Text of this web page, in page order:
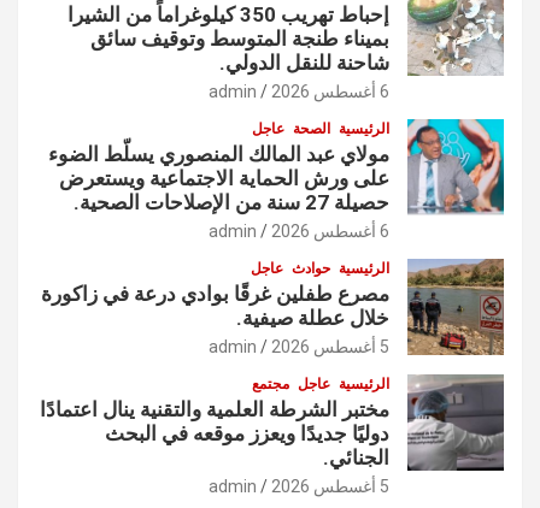
إحباط تهريب 350 كيلوغراماً من الشيرا
بميناء طنجة المتوسط وتوقيف سائق
شاحنة للنقل الدولي.
6 أغسطس 2026 admin
الرئيسية الصحة عاجل
مولاي عبد المالك المنصوري يسلّط الضوء
على ورش الحماية الاجتماعية ويستعرض
حصيلة 27 سنة من الإصلاحات الصحية.
6 أغسطس 2026 admin
الرئيسية حوادث عاجل
مصرع طفلين غرقًا بوادي درعة في زاكورة
خلال عطلة صيفية.
5 أغسطس 2026 admin
الرئيسية عاجل مجتمع
مختبر الشرطة العلمية والتقنية ينال اعتمادًا
دوليًا جديدًا ويعزز موقعه في البحث
الجنائي.
5 أغسطس 2026 admin